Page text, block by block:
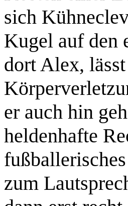
sich
Kugel auf den
dort Alex,
er auch hin
heldenhafte
zum